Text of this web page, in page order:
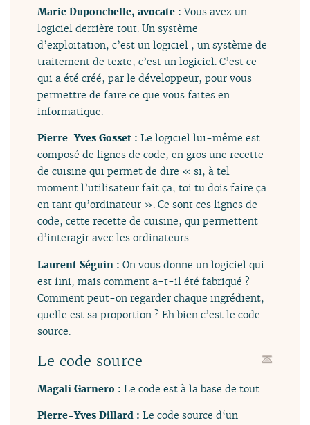
Marie Duponchelle, avocate :Vous avez un
logiciel derrière tout. Un système
d’exploitation, c’est un logiciel ; un système de
traitement de texte, c’est un logiciel. C’est ce
qui a été créé, par le développeur, pour vous
permettre de faire ce que vous faites en
informatique.
Pierre-Yves Gosset :Le logiciel lui-même est
composé de lignes de code, en gros une recette
de cuisine qui permet de dire « si, à tel
moment l’utilisateur fait ça, toi tu dois faire ça
en tant qu’ordinateur ». Ce sont ces lignes de
code, cette recette de cuisine, qui permettent
d’interagir avec les ordinateurs.
Laurent Séguin :On vous donne un logiciel qui
est fini, mais comment a-t-il été fabriqué ?
Comment peut-on regarder chaque ingrédient,
quelle est sa proportion ? Eh bien c’est le code
source.
Le code source
Magali Garnero :Le code est à la base de tout.
Pierre-Yves Dillard :Le code source d‘un